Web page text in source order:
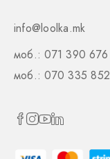
info@loolka.mk
моб.: 071 390 676
моб.: 070 335 852